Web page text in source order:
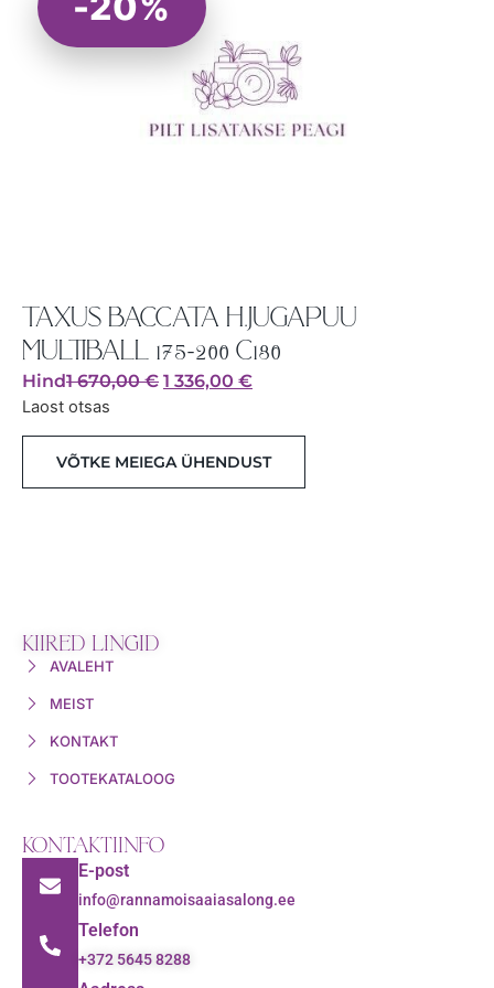
TAXUS BACCATA H.JUGAPUU
MULTIBALL 175-200 C180
Hind1 670,00€ 1 336,00 €
Laost otsas
VÕTKE MEIEGA ÜHENDUST
KIIRED LINGID
AVALEHT
MEIST
KONTAKT
TOOTEKATALOOG
KONTAKTIINFO
E-post
info@rannamoisaaiasalong.ee
Telefon
+372 5645 8288